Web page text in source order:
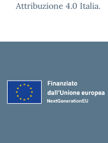
Attribuzione 4.0 Italia.